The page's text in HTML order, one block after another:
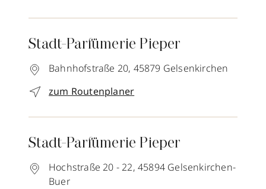
Stadt-Parfümerie Pieper
Bahnhofstraße 20, 45879 Gelsenkirchen
zum Routenplaner
Stadt-Parfümerie Pieper
Hochstraße 20 - 22, 45894 Gelsenkirchen-
Buer